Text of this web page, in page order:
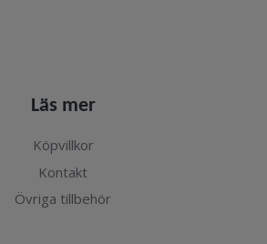
Läs mer
Köpvillkor
Kontakt
Övriga tillbehör